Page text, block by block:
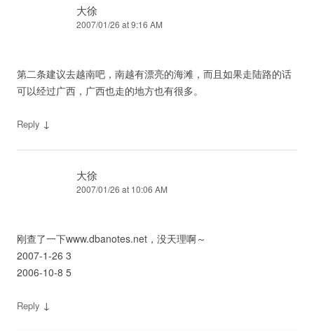
大徐
2007/01/26 at 9:16 AM
第二条建议去越南吧，南越有漂亮的海滩，而且如果走陆路的话
可以经过广西，广西也走的地方也有很多。
Reply ↓
大徐
2007/01/26 at 10:06 AM
刚查了一下www.dbanotes.net，没天理啊～
2007-1-26 3
2006-10-8 5
Reply ↓